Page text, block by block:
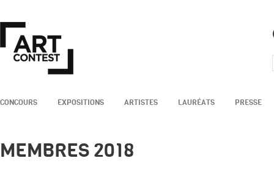
CONCOURS EXPOSITIONS ARTISTES LAURÉATS PRESSE
MEMBRES 2018